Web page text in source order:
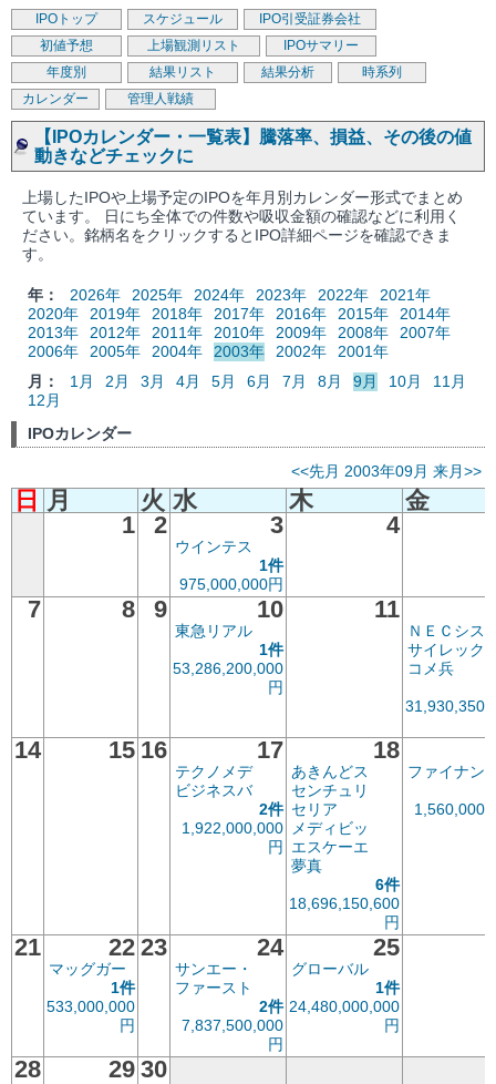
IPOトップ スケジュール
IPO引受証券会社
初値予想
上場観測リスト
IPOサマリー
年度別
結果リスト 結果分析
時系列
カレンダー
管理人戦績
【IPOカレンダー・一覧表】騰落率、損益、その後の値
動きなどチェックに
上場したIPOや上場予定のIPOを年月別カレンダー形式でまとめ
ています。 日にち全体での件数や吸収金額の確認などに利用く
ださい。銘柄名をクリックするとIPO詳細ページを確認できま
す。
年： 2026年 2025年 2024年 2023年 2022年
2021年
2020年
2019年 2018年 2017年 2016年 2015年
2014年
2013年
2012年 2011年 2010年 2009年 2008年
2007年
2006年
2005年 2004年 2003年 2002年
2001年
月：
1月 2月 3月 4月 5月 6月 7月 8月 9月 10月
11月
12月
IPOカレンダー
<<先月 2003年09月 来月>>
日 月 火 水 木
金
1
2 3
ウインテス
1件
975,000,000円
4
7 8 9 10
東急リアル
1件
53,286,200,000
円
11
ＮＥＣシス
サイレック
コメ兵
14 15 16 17
テクノメデ
ビジネスバ
2件
1,922,000,000
円
18
あきんどス
センチュリ
セリア
メディビッ
エスケーエ
夢真
6件
18,696,150,600
円
ファイナン
21 22
マッグガー
1件
533,000,000
円
23 24
サンエー・
ファースト
2件
7,837,500,000
円
25
グローバル
1件
24,480,000,000
円
28 29 30